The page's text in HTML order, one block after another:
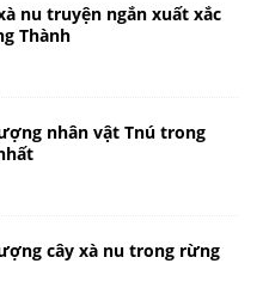
nu truyện ngắn xuất xắc
Thành
nhân vật Tnú trong
cây xà nu trong rừng